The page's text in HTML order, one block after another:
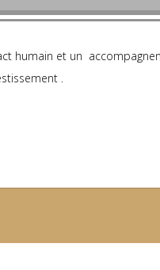
humain et un
.